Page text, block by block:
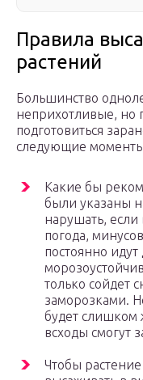
Правила
растений
Большинство
неприхотливые, но
подготовиться
следующие
Какие бы
были указаны
нарушать, если
погода,
постоянно
только сойдет
заморозками.
будет слишком
всходы смогут
Чтобы